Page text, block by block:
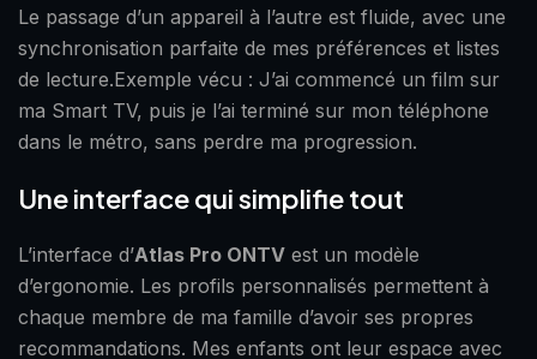
Le passage d’un appareil à l’autre est fluide, avec une
synchronisation parfaite de mes préférences et listes
de lecture.Exemple vécu : J’ai commencé un film sur
ma Smart TV, puis je l’ai terminé sur mon téléphone
dans le métro, sans perdre ma progression.
Une interface qui simplifie tout
L’interface d’Atlas Pro ONTV est un modèle
d’ergonomie. Les profils personnalisés permettent à
chaque membre de ma famille d’avoir ses propres
recommandations. Mes enfants ont leur espace avec